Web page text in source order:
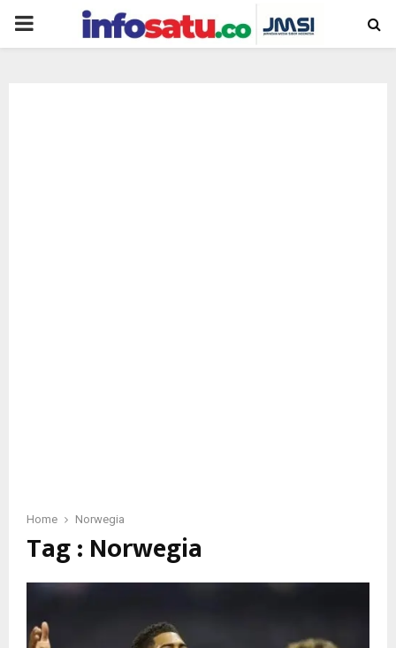
PRIMARY
Home Norwegia
Tag : Norwegia